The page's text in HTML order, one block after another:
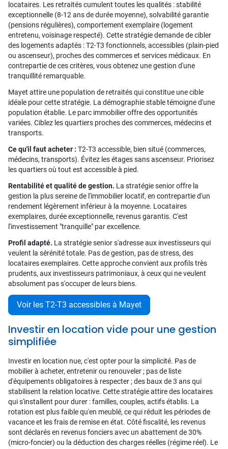
locataires. Les retraités cumulent toutes les qualités : stabilité
exceptionnelle (8-12 ans de durée moyenne), solvabilité garantie
(pensions régulières), comportement exemplaire (logement
entretenu, voisinage respecté). Cette stratégie demande de cibler
des logements adaptés : T2-T3 fonctionnels, accessibles (plain-pied
ou ascenseur), proches des commerces et services médicaux. En
contrepartie de ces critères, vous obtenez une gestion d'une
tranquillité remarquable.
Mayet attire une population de retraités qui constitue une cible
idéale pour cette stratégie. La démographie stable témoigne d'une
population établie. Le parc immobilier offre des opportunités
variées. Ciblez les quartiers proches des commerces, médecins et
transports.
Ce qu'il faut acheter : T2-T3 accessible, bien situé (commerces,
médecins, transports). Évitez les étages sans ascenseur. Priorisez
les quartiers où tout est accessible à pied.
Rentabilité et qualité de gestion. La stratégie senior offre la
gestion la plus sereine de l'immobilier locatif, en contrepartie d'un
rendement légèrement inférieur à la moyenne. Locataires
exemplaires, durée exceptionnelle, revenus garantis. C'est
l'investissement "tranquille" par excellence.
Profil adapté. La stratégie senior s'adresse aux investisseurs qui
veulent la sérénité totale. Pas de gestion, pas de stress, des
locataires exemplaires. Cette approche convient aux profils très
prudents, aux investisseurs patrimoniaux, à ceux qui ne veulent
absolument pas s'occuper de leurs biens.
Voir les T2-T3 accessibles à Mayet
Investir en location vide pour une gestion
simplifiée
Investir en location nue, c'est opter pour la simplicité. Pas de
mobilier à acheter, entretenir ou renouveler ; pas de liste
d'équipements obligatoires à respecter ; des baux de 3 ans qui
stabilisent la relation locative. Cette stratégie attire des locataires
qui s'installent pour durer : familles, couples, actifs établis. La
rotation est plus faible qu'en meublé, ce qui réduit les périodes de
vacance et les frais de remise en état. Côté fiscalité, les revenus
sont déclarés en revenus fonciers avec un abattement de 30%
(micro-foncier) ou la déduction des charges réelles (régime réel). Le